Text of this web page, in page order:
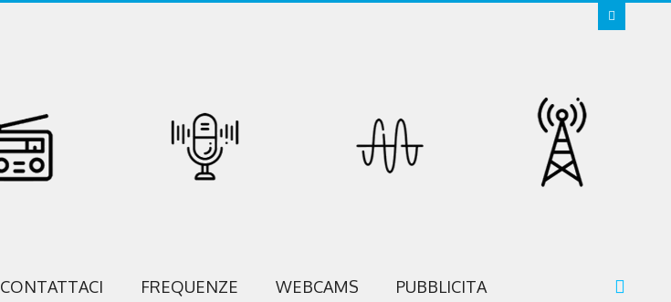
CONTATTACI FREQUENZE WEBCAMS PUBBLICITA